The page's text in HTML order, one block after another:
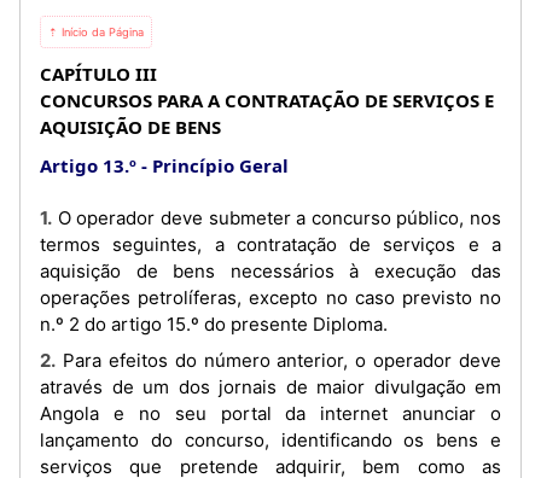
⇡ Início da Página
CAPÍTULO III
CONCURSOS PARA A CONTRATAÇÃO DE SERVIÇOS E
AQUISIÇÃO DE BENS
Artigo 13.º
Princípio Geral
1. O operador deve submeter a concurso público, nos
termos seguintes, a contratação de serviços e a
aquisição de bens necessários à execução das
operações petrolíferas, excepto no caso previsto no
n.º 2 do artigo 15.º do presente Diploma.
2. Para efeitos do número anterior, o operador deve
através de um dos jornais de maior divulgação em
Angola e no seu portal da internet anunciar o
lançamento do concurso, identificando os bens e
serviços que pretende adquirir, bem como as